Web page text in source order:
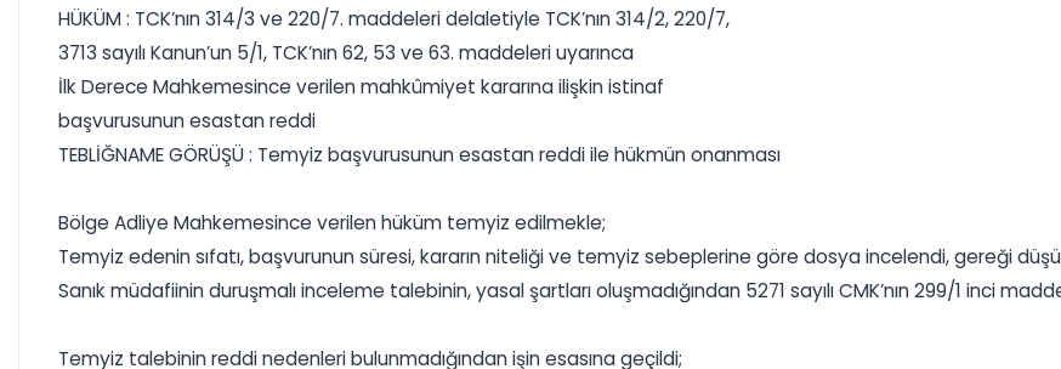
HÜKÜM : TCK’nın 314/3 ve 220/7. maddeleri delaletiyle TCK’nın 314/2, 220/7,
3713 sayılı Kanun’un 5/1, TCK’nın 62, 53 ve 63. maddeleri uyarınca
İlk Derece Mahkemesince verilen mahkûmiyet kararına ilişkin istinaf
başvurusunun esastan reddi
TEBLİĞNAME GÖRÜŞÜ : Temyiz başvurusunun esastan reddi ile hükmün onanması
Bölge Adliye Mahkemesince verilen hüküm temyiz edilmekle;
Temyiz edenin sıfatı, başvurunun süresi, kararın niteliği ve temyiz sebeplerine göre dosya incelendi, gereği
Sanık müdafiinin duruşmalı inceleme talebinin, yasal şartları oluşmadığından 5271 sayılı CMK’nın 299/1 inci
Temyiz talebinin reddi nedenleri bulunmadığından işin esasına geçildi;